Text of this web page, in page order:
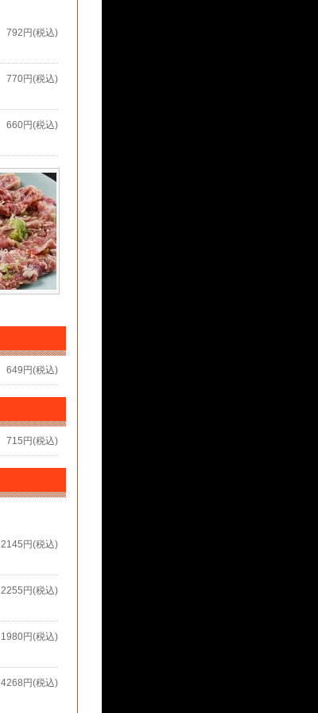
792円(税込)
770円(税込)
660円(税込)
649円(税込)
715円(税込)
2145円(税込)
2255円(税込)
1980円(税込)
4268円(税込)